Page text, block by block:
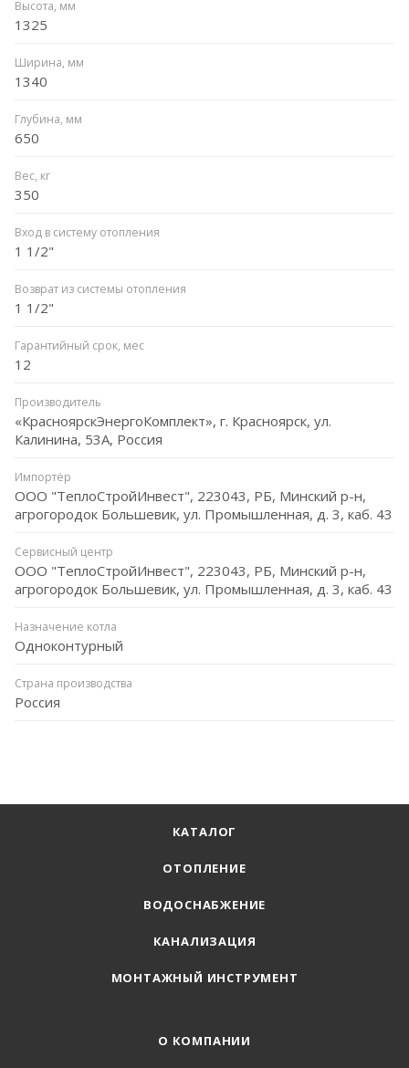
Высота, мм
1325
Ширина, мм
1340
Глубина, мм
650
Вес, кг
350
Вход в систему отопления
1 1/2"
Возврат из системы отопления
1 1/2"
Гарантийный срок, мес
12
Производитель
«КрасноярскЭнергоКомплект», г. Красноярск, ул.
Калинина, 53A, Россия
Импортёр
ООО "ТеплоСтройИнвест", 223043, РБ, Минский р-н,
агрогородок Большевик, ул. Промышленная, д. 3, каб. 43
Сервисный центр
ООО "ТеплоСтройИнвест", 223043, РБ, Минский р-н,
агрогородок Большевик, ул. Промышленная, д. 3, каб. 43
Назначение котла
Одноконтурный
Страна производства
Россия
КАТАЛОГ
ОТОПЛЕНИЕ
ВОДОСНАБЖЕНИЕ
КАНАЛИЗАЦИЯ
МОНТАЖНЫЙ ИНСТРУМЕНТ
О КОМПАНИИ